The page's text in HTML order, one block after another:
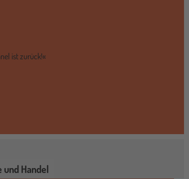
ist zurück!«
und Handel